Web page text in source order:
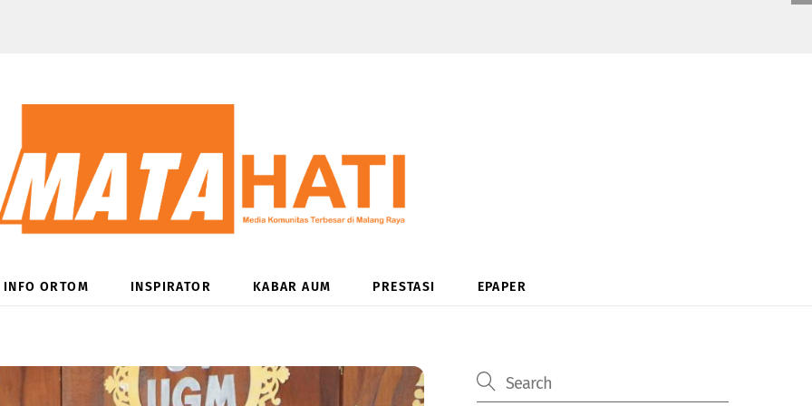
INFO ORTOM INSPIRATOR KABAR AUM PRESTASI EPAPER